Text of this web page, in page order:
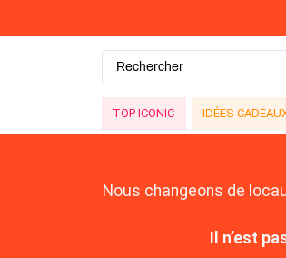
TOP ICONIC IDÉES
Nous changeons de
Il n’est